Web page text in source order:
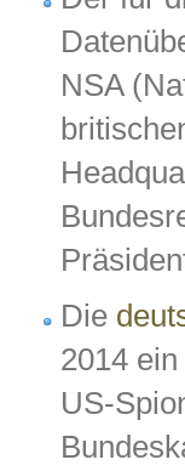
NSA
Die
2014
US-